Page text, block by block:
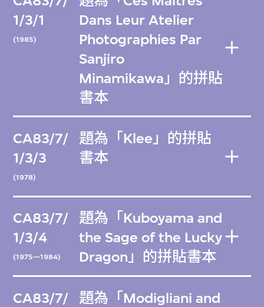
1/3/1
(1985)
Dans Leur Atelier
Photographies Par
Sanjiro
Minamikawa」的拼貼
書本
CA83/7/
1/3/3
(1978)
題為「Klee」的拼貼
書本
CA83/7/
1/3/4
(1975—1984)
題為「Kuboyama and
the Sage of the Lucky
Dragon」的拼貼書本
CA83/7/
題為「Modigliani and